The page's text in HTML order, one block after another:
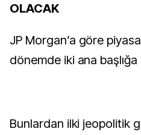
OLACAK
JP Morgan’a göre
dönemde iki ana başlığa
Bunlardan ilki jeopolitik